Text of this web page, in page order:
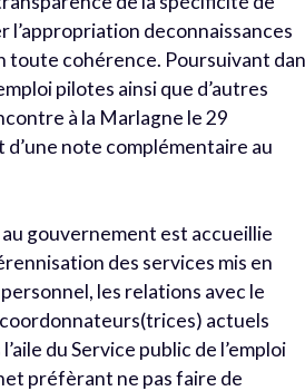
deconnaissances
toute cohérence. Poursuivant
pilotes ainsi que d’autres
à la Marlagne le 29
note complémentaire au
au gouvernement est accueillie
des services mis en
les relations avec le
coordonnateurs(trices) actuels
du Service public de l’emploi
préfèrant ne pas faire de